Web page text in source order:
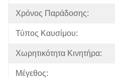
Χρόνος Παράδοσης:
Τύπος Καυσίμου:
Χωρητικότητα Κινητήρα:
Μέγεθος: